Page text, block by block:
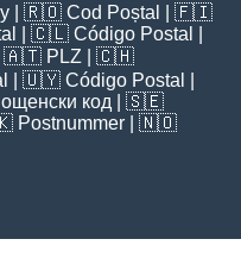
| 🇷🇴 Cod Poștal
| 🇫🇮
| 🇨🇱 Código Postal
| 🇦🇹 PLZ | 🇨🇭
| 🇺🇾 Código Postal
код | 🇸🇪
Postnummer | 🇳🇴